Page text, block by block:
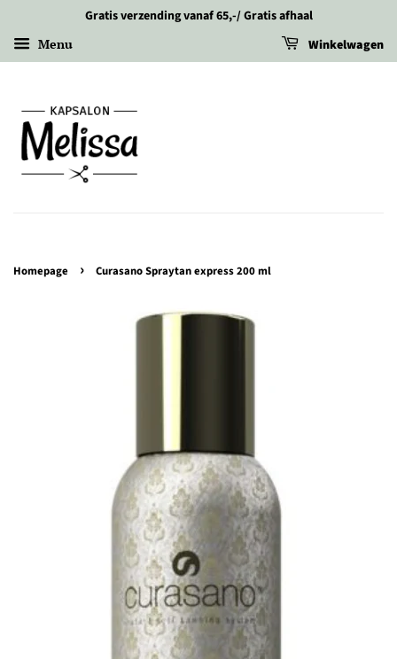
Gratis verzending vanaf 65,-/ Gratis afhaal
Menu Winkelwagen
Homepage › Curasano Spraytan express 200 ml